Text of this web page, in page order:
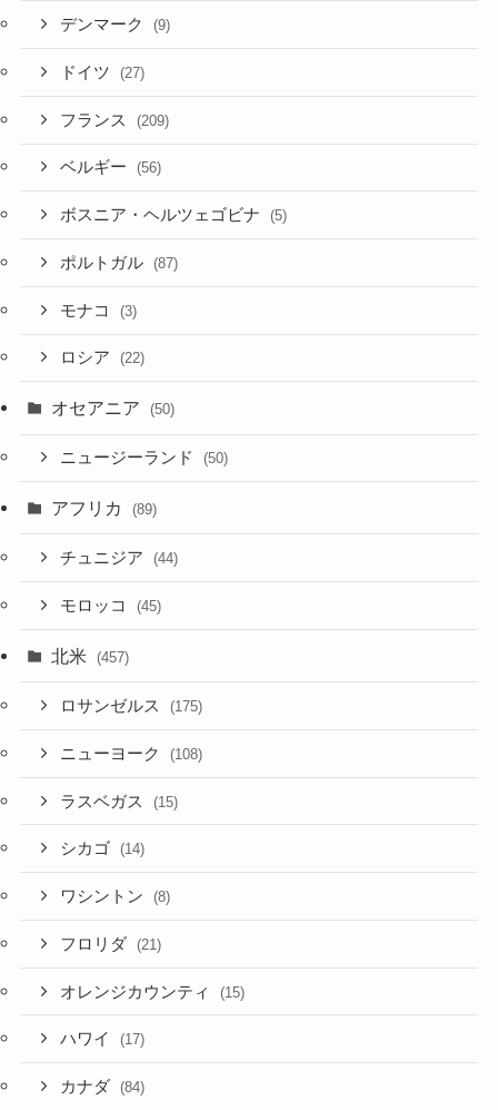
デンマーク (9)
ドイツ (27)
フランス (209)
ベルギー (56)
ボスニア・ヘルツェゴビナ (5)
ポルトガル (87)
モナコ (3)
ロシア (22)
オセアニア (50)
ニュージーランド (50)
アフリカ (89)
チュニジア (44)
モロッコ (45)
北米 (457)
ロサンゼルス (175)
ニューヨーク (108)
ラスベガス (15)
シカゴ (14)
ワシントン (8)
フロリダ (21)
オレンジカウンティ (15)
ハワイ (17)
カナダ (84)